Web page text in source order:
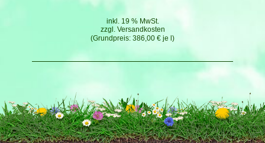
386,00 € je
inkl. 19 % MwSt.
zzgl. Versandkosten